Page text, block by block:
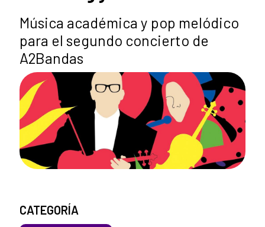
Música académica y pop melódico
para el segundo concierto de
A2Bandas
CATEGORÍA